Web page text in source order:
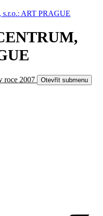
ART PRAGUE
roce 2007 Otevřít submenu